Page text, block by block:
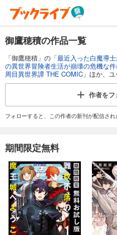
御鷹穂積の作品一覧
「御鷹穂積」の「最近入った白魔導
の異世界冒険者生活が崩壊の危機な
周目異世界譚 THE COMIC 」ほか、
作者をフ
フォローすると、この作者の新刊が配信され
期間限定無料